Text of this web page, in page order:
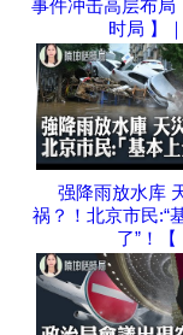
事件冲击高层布局
时局 】｜
强降雨放水库
祸？！北京市民:“
了”！【